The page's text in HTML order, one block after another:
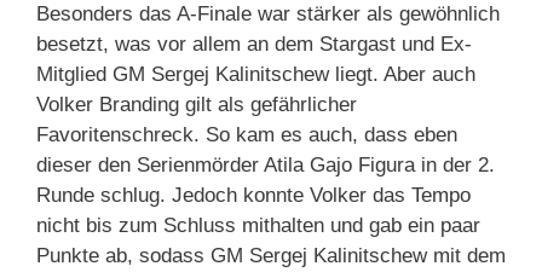
Besonders das A-Finale war stärker als gewöhnlich
besetzt, was vor allem an dem Stargast und Ex-
Mitglied GM Sergej Kalinitschew liegt. Aber auch
Volker Branding gilt als gefährlicher
Favoritenschreck. So kam es auch, dass eben
dieser den Serienmörder Atila Gajo Figura in der 2.
Runde schlug. Jedoch konnte Volker das Tempo
nicht bis zum Schluss mithalten und gab ein paar
Punkte ab, sodass GM Sergej Kalinitschew mit dem